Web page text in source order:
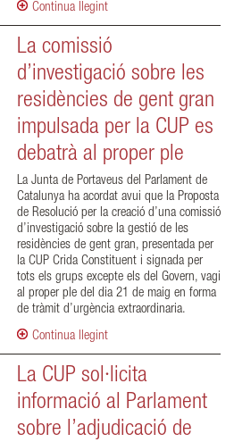
Continua llegint
La comissió
d’investigació sobre les
residències de gent gran
impulsada per la CUP es
debatrà al proper ple
La Junta de Portaveus del Parlament de
Catalunya ha acordat avui que la Proposta
de Resolució per la creació d’una comissió
d’investigació sobre la gestió de les
residències de gent gran, presentada per
la CUP Crida Constituent i signada per
tots els grups excepte els del Govern, vagi
al proper ple del dia 21 de maig en forma
de tràmit d’urgència extraordinaria.
Continua llegint
La CUP sol·licita
informació al Parlament
sobre l’adjudicació de